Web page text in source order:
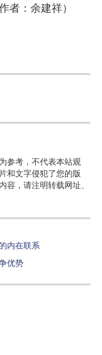
者：余建祥）
参考，不代表本站观
和文字侵犯了您的版
，请注明转载网址、
内在联系
优势